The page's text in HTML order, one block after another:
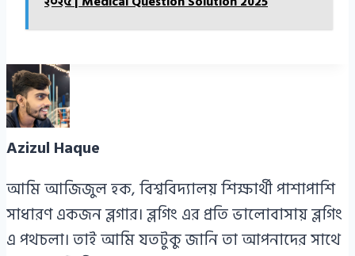
Azizul Haque
আমি আজিজুল হক, বিশ্ববিদ্যালয় শিক্ষার্থী পাশাপাশি
সাধারণ একজন ব্লগার। ব্লগিং এর প্রতি ভালোবাসায় ব্লগিং
এ পথচলা। তাই আমি যতটুকু জানি তা আপনাদের সাথে